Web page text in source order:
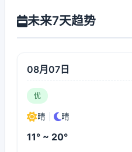
未来7天趋势
08月07日
优
晴 晴
11° ~ 20°